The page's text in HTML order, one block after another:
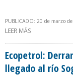
PUBLICADO: 20 de marzo
LEER MÁS
Ecopetrol:
llegado al río